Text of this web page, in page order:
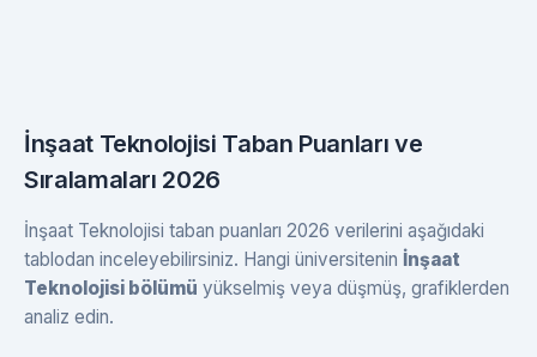
İnşaat Teknolojisi Taban Puanları ve
Sıralamaları 2026
İnşaat Teknolojisi taban puanları 2026 verilerini aşağıdaki
tablodan inceleyebilirsiniz. Hangi üniversitenin İnşaat
Teknolojisi bölümü yükselmiş veya düşmüş, grafiklerden
analiz edin.